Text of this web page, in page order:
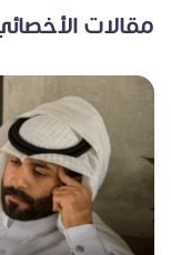
مقالات